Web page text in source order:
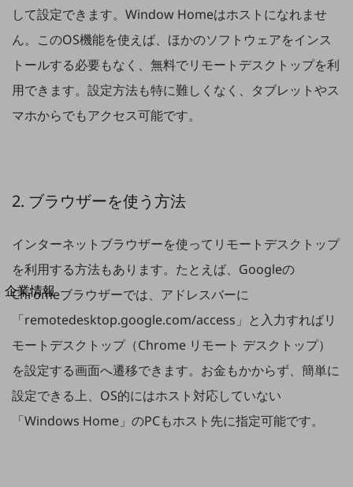
その他の業界はこちら
ゲーム感覚で見つける
ビジネスお悩み診断
NTTドコモビジネス
オンラインショップ
モバイル・ICTサービスをオンラインで
100回線以上のお問い合わせ・お見積りはこちら
別ウィンドウで開きます
企業情報
会社案内
会社案内TOP
組織
沿革
社長からのご挨拶
して設定できます。Window Homeはホストになれませ
ん。このOS機能を使えば、ほかのソフトウェアをインス
トールする必要もなく、無料でリモートデスクトップを利
用できます。設定方法も特に難しくなく、タブレットやス
マホからでもアクセス可能です。
2. ブラウザーを使う方法
インターネットブラウザーを使ってリモートデスクトップ
を利用する方法もあります。たとえば、Googleの
Chromeブラウザーでは、アドレスバーに
「remotedesktop.google.com/access」と入力すればリ
モートデスクトップ（Chrome リモート デスクトップ）
を設定する画面へ遷移できます。お金もかからず、簡単に
設定できる上、OS的にはホスト対応していない
「Windows Home」のPCもホスト先に指定可能です。